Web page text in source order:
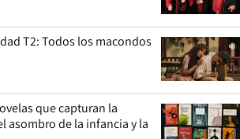
T2: Todos los macondos
que capturan la
asombro de la infancia y la